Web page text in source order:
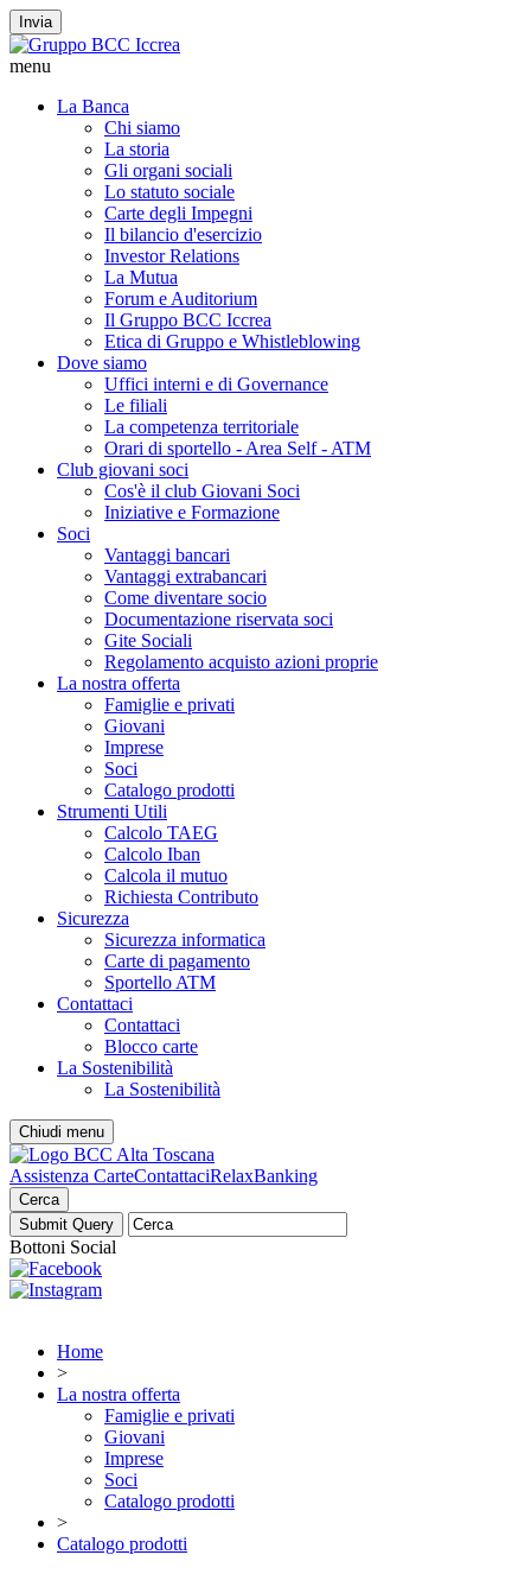
Invia
menu
La Banca
Chi siamo
La storia
Gli organi sociali
Lo statuto sociale
Carte degli Impegni
Il bilancio d'esercizio
Investor Relations
La Mutua
Forum e Auditorium
Il Gruppo BCC Iccrea
Etica di Gruppo e Whistleblowing
Dove siamo
Uffici interni e di Governance
Le filiali
La competenza territoriale
Orari di sportello - Area Self - ATM
Club giovani soci
Cos'è il club Giovani Soci
Iniziative e Formazione
Soci
Vantaggi bancari
Vantaggi extrabancari
Come diventare socio
Documentazione riservata soci
Gite Sociali
Regolamento acquisto azioni proprie
La nostra offerta
Famiglie e privati
Giovani
Imprese
Soci
Catalogo prodotti
Strumenti Utili
Calcolo TAEG
Calcolo Iban
Calcola il mutuo
Richiesta Contributo
Sicurezza
Sicurezza informatica
Carte di pagamento
Sportello ATM
Contattaci
Contattaci
Blocco carte
La Sostenibilità
La Sostenibilità
Chiudi menu
Assistenza CarteContattaciRelaxBanking
Cerca
Bottoni Social
Home
>
La nostra offerta
Famiglie e privati
Giovani
Imprese
Soci
Catalogo prodotti
>
Catalogo prodotti